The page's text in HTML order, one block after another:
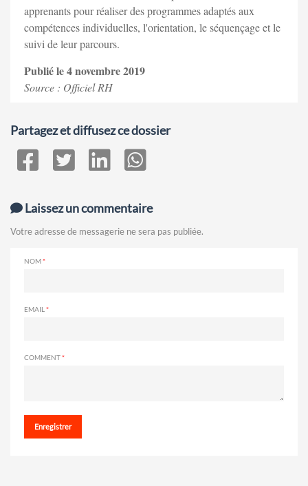
apprenants pour réaliser des programmes adaptés aux
compétences individuelles, l'orientation, le séquençage et le
suivi de leur parcours.
Publié le 4 novembre 2019
Source : Officiel RH
Partagez et diffusez ce dossier
Laissez un commentaire
Votre adresse de messagerie ne sera pas publiée.
NOM
EMAIL
COMMENT
Enregistrer